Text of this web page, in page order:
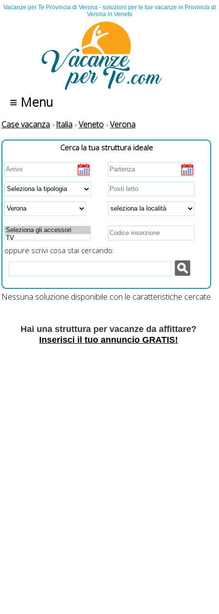
Vacanze per Te Provincia di Verona - soluzioni per le tue vacanze in Provincia di
Verona in Veneto
≡ Menu
Case vacanza Italia Veneto Verona
Cerca la tua struttura ideale
oppure scrivi cosa stai cercando:
Nessuna soluzione disponibile con le caratteristiche cercate
Hai una struttura per vacanze da affittare?
Inserisci il tuo annuncio GRATIS!